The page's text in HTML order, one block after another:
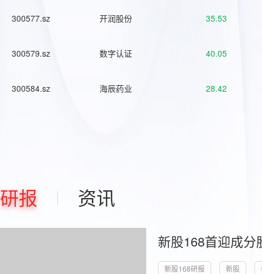
300577.sz 开润股份 35.53
300579.sz 数字认证 40.05
300584.sz 海辰药业 28.42
研报 资讯
新股168首迎成
新股168研报 新股